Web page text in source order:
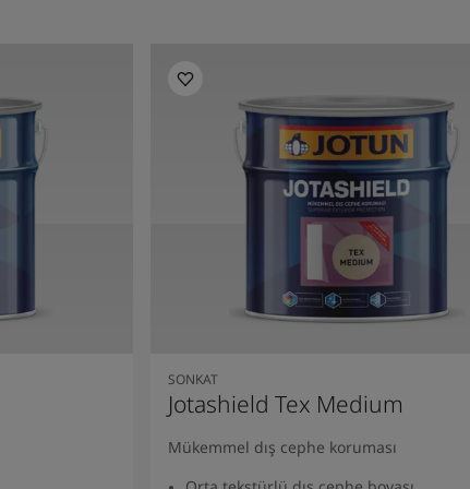
SONKAT
Jotashield Tex Medium
Mükemmel dış cephe koruması